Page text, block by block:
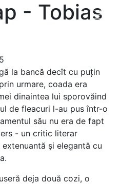
- Tobias
la bancă decît cu puțin
urmare, coada era
dinaintea lui sporovăind
de fleacuri l-au pus într-o
său nu era de fapt
- un critic literar
și elegantă cu
deja două cozi, o